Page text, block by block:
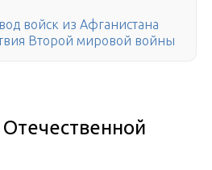
войск из Афганистана
Второй мировой войны